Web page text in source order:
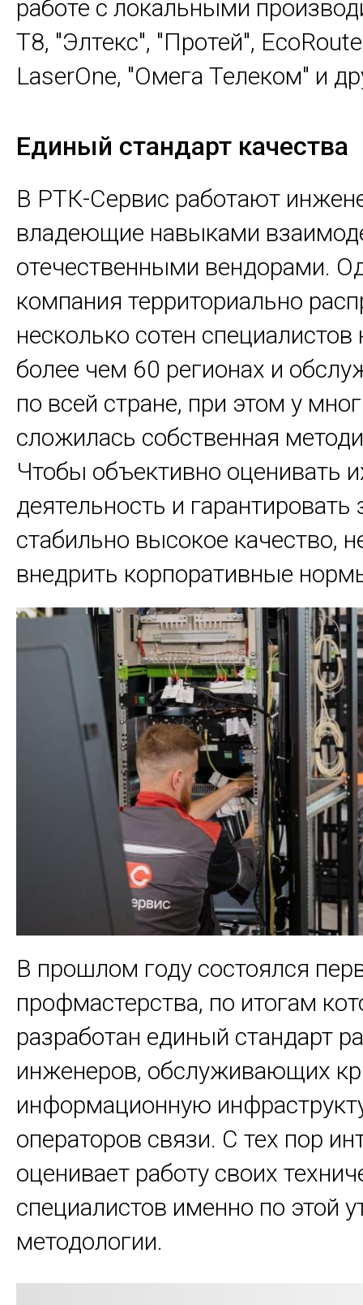
работе с локальными
Т8, "Элтекс", "Протей",
LaserOne, "Омега Телеком" и
Единый стандарт качества
В РТК-Сервис работают
владеющие навыками
отечественными вендорами.
компания территориально
несколько сотен специалистов
более чем 60 регионах и
по всей стране, при этом у
сложилась собственная
Чтобы объективно оценивать
деятельность и гарантировать
стабильно высокое качество,
внедрить корпоративные
В прошлом году состоялся
профмастерства, по итогам
разработан единый стандарт
инженеров, обслуживающих
информационную
операторов связи. С тех пор
оценивает работу своих
специалистов именно по этой
методологии.